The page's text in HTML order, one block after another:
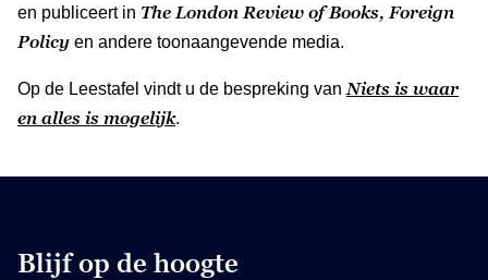
en publiceert in The London Review of Books, Foreign
Policy en andere toonaangevende media.
Op de Leestafel vindt u de bespreking van Niets is waar
en alles is mogelijk.
Blijf op de hoogte